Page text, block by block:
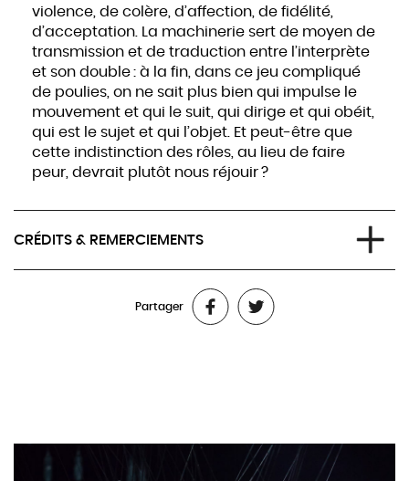
Partager
violence, de colère, d’affection, de fidélité,
d’acceptation. La machinerie sert de moyen de
transmission et de traduction entre l’interprète
et son double : à la fin, dans ce jeu compliqué
de poulies, on ne sait plus bien qui impulse le
mouvement et qui le suit, qui dirige et qui obéit,
qui est le sujet et qui l’objet. Et peut-être que
cette indistinction des rôles, au lieu de faire
peur, devrait plutôt nous réjouir ?
CRÉDITS & REMERCIEMENTS
Régie générale : Samson Milcent
consultant à la dramaturgie: Thibaud Croisy